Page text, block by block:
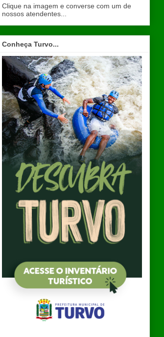
Clique na imagem e converse com um de
nossos atendentes...
Conheça Turvo...